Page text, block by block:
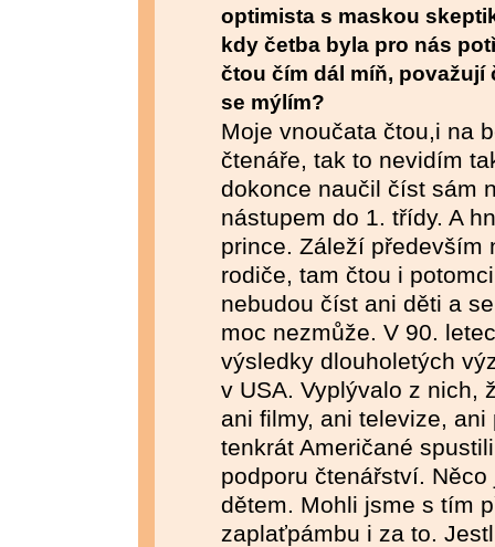
optimista s maskou
kdy četba byla pro nás
čtou čím dál míň, považují
se mýlím?
Moje vnoučata čtou,i na
čtenáře, tak to nevidím
dokonce naučil číst sám
nástupem do 1. třídy. A
prince. Záleží především
rodiče, tam čtou i
nebudou číst ani děti a
moc nezmůže. V 90.
výsledky dlouholetých
v USA. Vyplývalo z nich,
ani filmy, ani televize,
tenkrát Američané
podporu čtenářství.
dětem. Mohli jsme s tím
zaplaťpámbu i za to.